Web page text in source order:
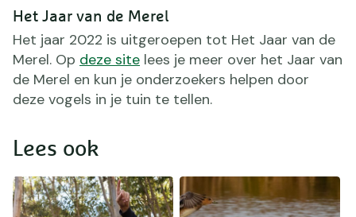
Het Jaar van de Merel
Het jaar 2022 is uitgeroepen tot Het Jaar van de
Merel. Op deze site lees je meer over het Jaar van
de Merel en kun je onderzoekers helpen door
deze vogels in je tuin te tellen.
Lees ook